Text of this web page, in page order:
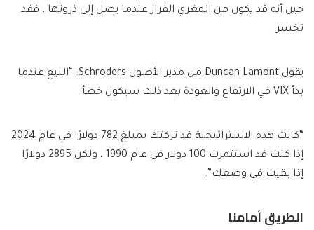
حين أنه قد يكون من المغري الفرار عندما يصل إلى ذروتها ، فقد
تخسر.
يقول Duncan Lamont من مدير الأصول Schroders: “البيع عندما
بدأ VIX في الارتفاع والعودة بعد ذلك سيكون خطأ.
“كانت هذه الاستراتيجية قد تركتك بمبلغ 782 دولارًا في عام 2024
إذا كنت قد استثمرت 100 دولار في عام 1990 ، ولكن 2895 دولارًا
إذا بقيت في وضعك”.
الطريق أمامنا